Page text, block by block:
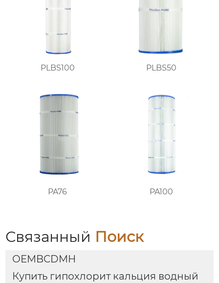
PLBS100 PLBS50
PA76 PA100
Связанный Поиск
OEMBCDMH
Купить гипохлорит кальция водный